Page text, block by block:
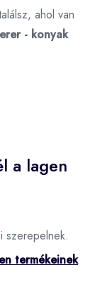
ahol van
- konyak
a lagen
szerepelnek.
termékeinek